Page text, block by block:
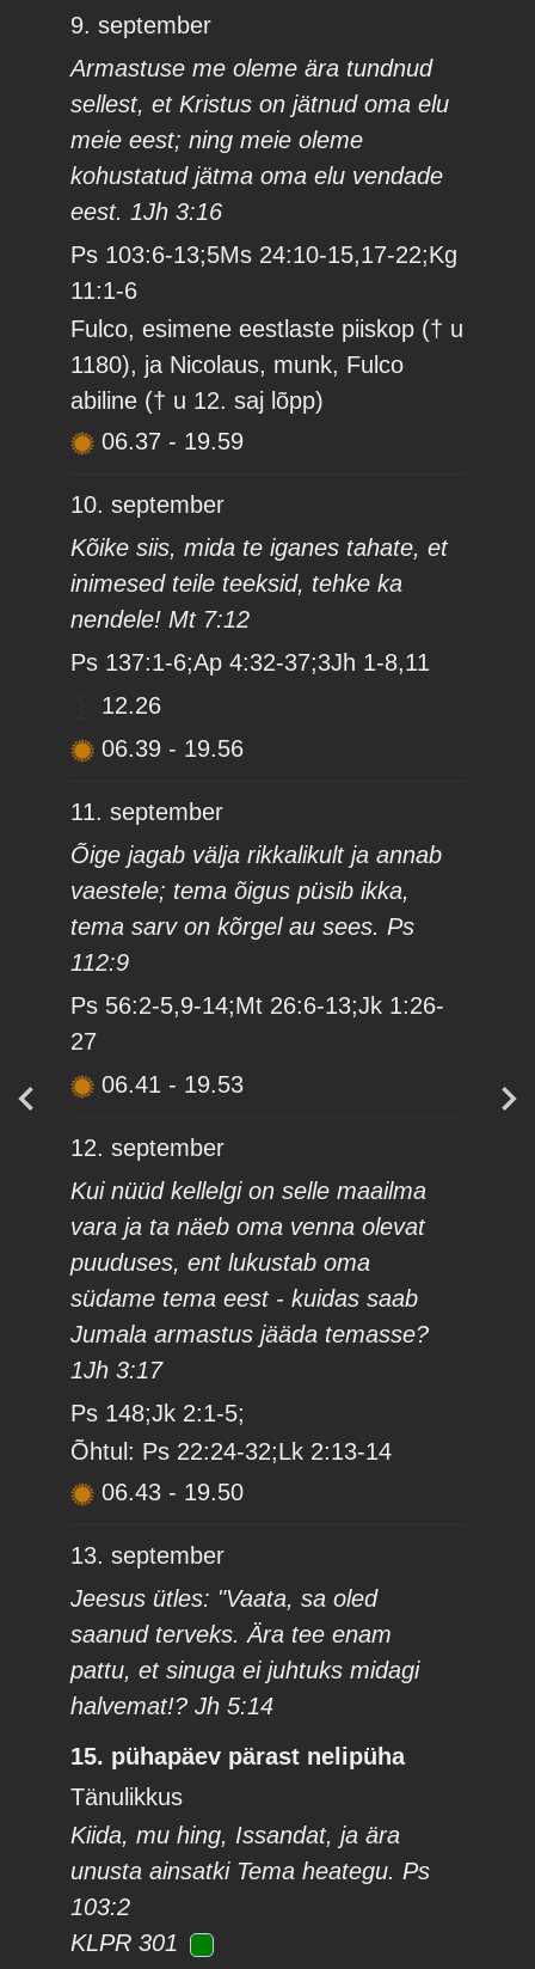
9. september
Armastuse me oleme ära tundnud
sellest, et Kristus on jätnud oma elu
meie eest; ning meie oleme
kohustatud jätma oma elu vendade
eest. 1Jh 3:16
Ps 103:6-13;5Ms 24:10-15,17-22;Kg
11:1-6
Fulco, esimene eestlaste piiskop († u
1180), ja Nicolaus, munk, Fulco
abiline († u 12. saj lõpp)
06.37 - 19.59
10. september
Kõike siis, mida te iganes tahate, et
inimesed teile teeksid, tehke ka
nendele! Mt 7:12
Ps 137:1-6;Ap 4:32-37;3Jh 1-8,11
12.26
06.39 - 19.56
11. september
Õige jagab välja rikkalikult ja annab
vaestele; tema õigus püsib ikka,
tema sarv on kõrgel au sees. Ps
112:9
Ps 56:2-5,9-14;Mt 26:6-13;Jk 1:26-
27
06.41 - 19.53
12. september
Kui nüüd kellelgi on selle maailma
vara ja ta näeb oma venna olevat
puuduses, ent lukustab oma
südame tema eest - kuidas saab
Jumala armastus jääda temasse?
1Jh 3:17
Ps 148;Jk 2:1-5;
Õhtul: Ps 22:24-32;Lk 2:13-14
06.43 - 19.50
13. september
Jeesus ütles: "Vaata, sa oled
saanud terveks. Ära tee enam
pattu, et sinuga ei juhtuks midagi
halvemat!? Jh 5:14
15. pühapäev pärast nelipüha
Tänulikkus
Kiida, mu hing, Issandat, ja ära
unusta ainsatki Tema heategu. Ps
103:2
KLPR 301